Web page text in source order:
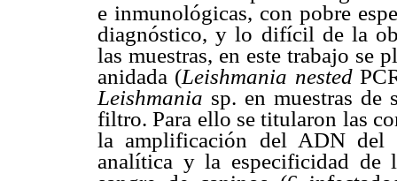
e inmunológicas, con pobre
diagnóstico, y lo difícil de la
las muestras, en este trabajo se
anidada (Leishmania nested
Leishmania sp. en muestras de
filtro. Para ello se titularon las
la amplificación del ADN del
analítica y la especificidad de